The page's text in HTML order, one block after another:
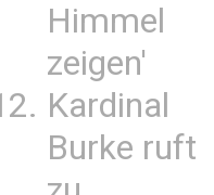
Himmel
zeigen'
Kardinal
Burke ruft